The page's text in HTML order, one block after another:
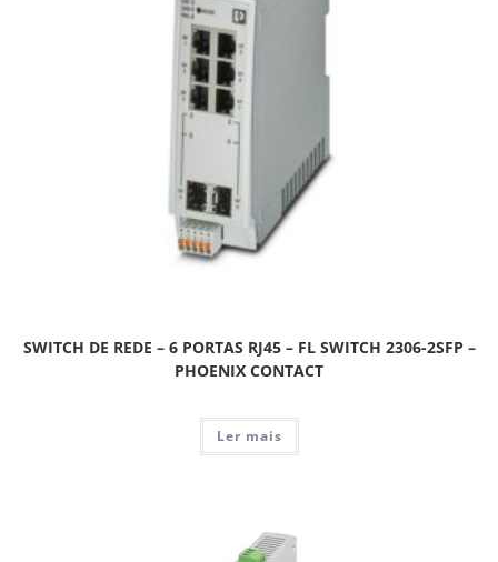
SWITCH DE REDE – 6 PORTAS RJ45 – FL SWITCH 2306-2SFP –
PHOENIX CONTACT
Ler mais